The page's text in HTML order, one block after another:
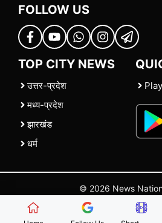
FOLLOW US
TOP CITY NEWS
उत्तर-प्रदेश
मध्य-प्रदेश
झारखंड
धर्म
© 2026 News
| |Contact Us |Policies